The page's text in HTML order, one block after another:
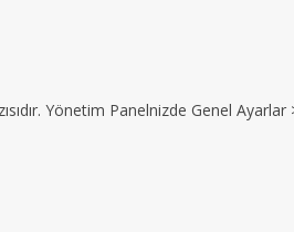
Yönetim Panelnizde Genel